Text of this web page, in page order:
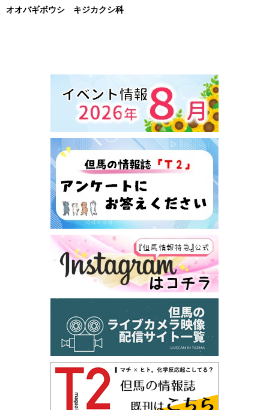
オオバギボウシ キジカクシ科